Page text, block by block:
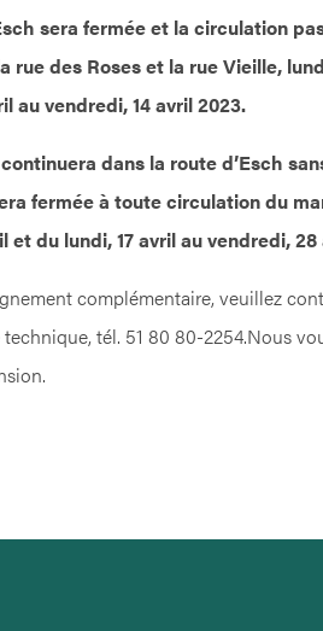
sera fermée et la circulation
rue des Roses et la rue Vieille,
au vendredi, 14 avril 2023.
dans la route d’Esch
fermée à toute circulation du
et du lundi, 17 avril au vendredi,
complémentaire, veuillez
tél. 51 80 80-2254.Nous